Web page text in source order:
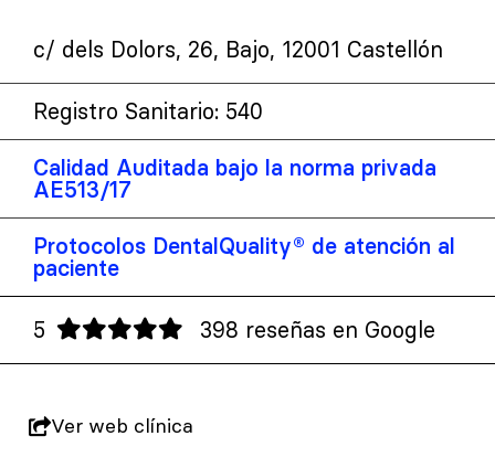
c/ dels Dolors, 26, Bajo, 12001 Castellón
Registro Sanitario: 540
Calidad Auditada bajo la norma privada
AE513/17
Protocolos DentalQuality® de atención al
paciente
5 398 reseñas en Google
Ver web clínica